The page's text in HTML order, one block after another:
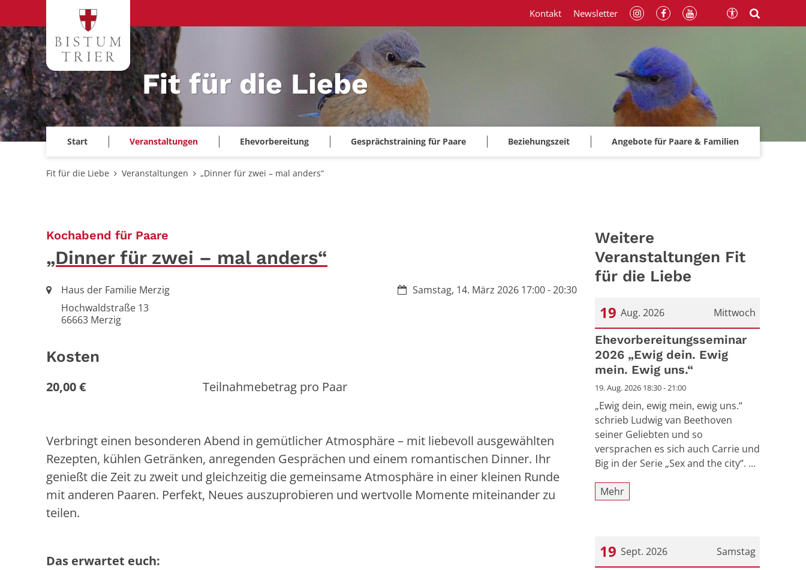
Zum Inhalt springen
Fit für die Liebe
Start Veranstaltungen Ehevorbereitung Gesprächstraining für Paare Beziehungszeit Angebote für Paare & Familien
Kontakt Newsletter
Fit für die Liebe Veranstaltungen „Dinner für zwei – mal anders“
Kochabend für Paare
„Dinner für zwei – mal anders“
Datum:
Samstag, 14. März 2026 17:00 - 20:30
Ort:Haus der Familie Merzig
Hochwaldstraße 13
66663 Merzig
Kosten
20,00 € Teilnahmebetrag pro Paar
Verbringt einen besonderen Abend in gemütlicher Atmosphäre – mit liebevoll ausgewählten
Rezepten, kühlen Getränken, anregenden Gesprächen und einem romantischen Dinner. Ihr
genießt die Zeit zu zweit und gleichzeitig die gemeinsame Atmosphäre in einer kleinen Runde
mit anderen Paaren. Perfekt, Neues auszuprobieren und wertvolle Momente miteinander zu
teilen.
Das erwartet euch:
Weitere
Veranstaltungen Fit
für die Liebe
Mittwoch
19 Aug. 2026
Datum: 19. August 2026
Ehevorbereitungsseminar
2026 „Ewig dein. Ewig
mein. Ewig uns.“
19. Aug. 2026 18:30 - 21:00
„Ewig dein, ewig mein, ewig uns.“
schrieb Ludwig van Beethoven
seiner Geliebten und so
versprachen es sich auch Carrie und
Big in der Serie „Sex and the city“. ...
Mehr
Samstag
19 Sept. 2026